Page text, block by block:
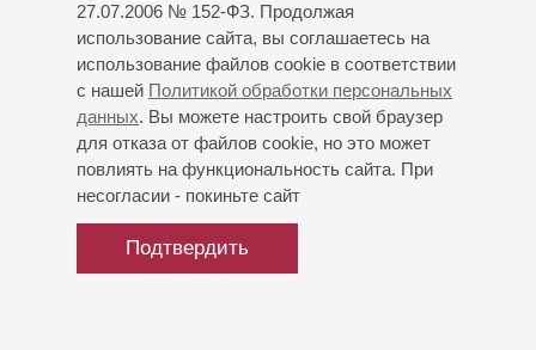
27.07.2006 № 152-ФЗ. Продолжая
использование сайта, вы соглашаетесь на
использование файлов cookie в соответствии
с нашей Политикой обработки персональных
данных. Вы можете настроить свой браузер
для отказа от файлов cookie, но это может
повлиять на функциональность сайта. При
несогласии - покиньте сайт
Подтвердить